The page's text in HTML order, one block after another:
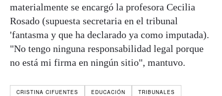
materialmente se encargó la profesora Cecilia
Rosado (supuesta secretaria en el tribunal
'fantasma y que ha declarado ya como imputada).
"No tengo ninguna responsabilidad legal porque
no está mi firma en ningún sitio", mantuvo.
CRISTINA CIFUENTES EDUCACIÓN
TRIBUNALES